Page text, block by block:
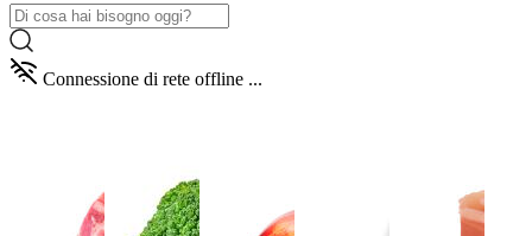
Connessione di rete offline ...